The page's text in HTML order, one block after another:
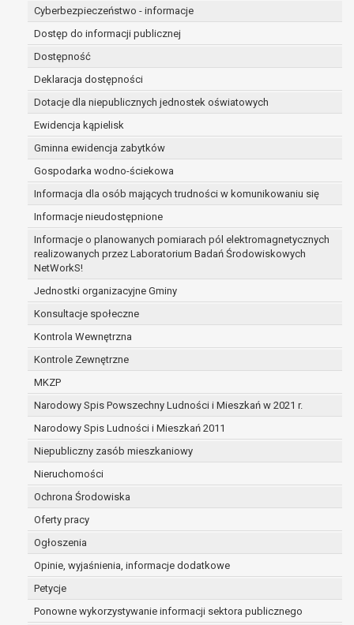
Cyberbezpieczeństwo - informacje
Dostęp do informacji publicznej
Dostępność
Deklaracja dostępności
Dotacje dla niepublicznych jednostek oświatowych
Ewidencja kąpielisk
Gminna ewidencja zabytków
Gospodarka wodno-ściekowa
Informacja dla osób mających trudności w komunikowaniu się
Informacje nieudostępnione
Informacje o planowanych pomiarach pól elektromagnetycznych
realizowanych przez Laboratorium Badań Środowiskowych
NetWorkS!
Jednostki organizacyjne Gminy
Konsultacje społeczne
Kontrola Wewnętrzna
Kontrole Zewnętrzne
MKZP
Narodowy Spis Powszechny Ludności i Mieszkań w 2021 r.
Narodowy Spis Ludności i Mieszkań 2011
Niepubliczny zasób mieszkaniowy
Nieruchomości
Ochrona Środowiska
Oferty pracy
Ogłoszenia
Opinie, wyjaśnienia, informacje dodatkowe
Petycje
Ponowne wykorzystywanie informacji sektora publicznego
zostały zebrane oraz zgodnie z terminami
archiwizacji określonymi przez przepisy prawa
powszechnie obowiązującego.
W przypadku, gdy dane osobowe przetwarzane są
na podstawie zgody osoby, której dane dotyczą
przetwarzanie odbywa się do czasu wycofania tej
zgody.
W przypadku, gdy dane osobowe przetwarzane są
w celu zawarcia i realizacji umowy przetwarzanie
odbywa się przez okres niezbędny do realizacji
zawartej umowy, a po tym czasie w zakresie
wymaganym przez przepisy prawa lub dla
zabezpieczenia ewentualnych roszczeń, a w
przypadku wyrażenia zgody na przetwarzanie
danych po zakończeniu i rozliczeniu umowy, do
czasu wycofania tej zgody.
Ponadto w przypadku umów o dofinansowanie
dane osobowe od momentu pozyskania
przechowywane są przez okres wynikający z
umowy o dofinansowanie zawartej między
beneficjentem a określoną instytucją, trwałości
danego projektu i konieczności zachowania
dokumentacji projektu do celów kontrolnych.
W związku z przetwarzaniem przez
administratora danych osobowych przysługuje
Pani/Panu:
prawo dostępu do treści danych oraz
otrzymywania ich kopii na podstawie art. 15
RODO;
podstawie art. 16 RODO,
dane są nieprawidłowe lub
prawo do żądania usunięcia danych
osobowych (tzw. prawo do bycia